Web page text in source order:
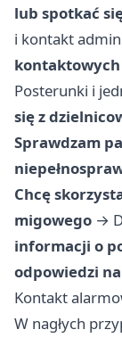
lub spotkać
i kontakt
Posterunki i
się z
Sprawdzam
Chcę
migowego →
informacji o
odpowiedzi
Kontakt
W nagłych